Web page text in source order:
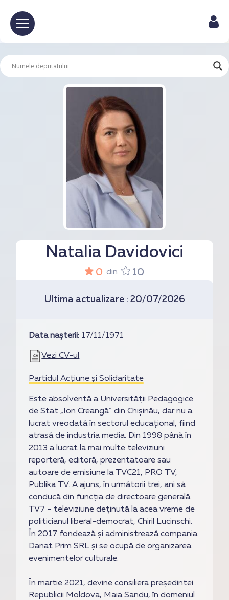
Natalia Davidovici
0 din 10
Ultima actualizare : 20/07/2026
Data nașterii: 17/11/1971
Vezi CV-ul
Partidul Acțiune și Solidaritate
Este absolventă a Universității Pedagogice
de Stat „Ion Creangă” din Chișinău, dar nu a
lucrat vreodată în sectorul educațional, fiind
atrasă de industria media. Din 1998 până în
2013 a lucrat la mai multe televiziuni
reporteră, editoră, prezentatoare sau
autoare de emisiune la TVC21, PRO TV,
Publika TV. A ajuns, în următorii trei, ani să
conducă din funcția de directoare generală
TV7 – televiziune deținută la acea vreme de
politicianul liberal-democrat, Chiril Lucinschi.
În 2017 fondează și administrează compania
Danat Prim SRL și se ocupă de organizarea
evenimentelor culturale.
În martie 2021, devine consiliera președintei
Republicii Moldova, Maia Sandu, în domeniul